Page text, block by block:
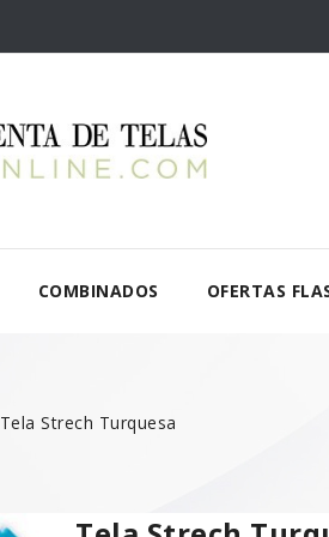
COMBINADOS OFERTAS
Tela Strech Turquesa